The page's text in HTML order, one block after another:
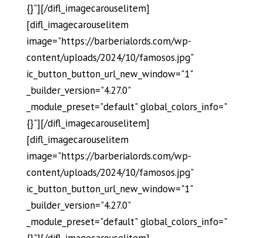
{}"][/difl_imagecarouselitem]
[difl_imagecarouselitem
image="https://barberialords.com/wp-
content/uploads/2024/10/famosos.jpg"
ic_button_button_url_new_window="1"
_builder_version="4.27.0"
_module_preset="default" global_colors_info="
{}"][/difl_imagecarouselitem]
[difl_imagecarouselitem
image="https://barberialords.com/wp-
content/uploads/2024/10/famosos.jpg"
ic_button_button_url_new_window="1"
_builder_version="4.27.0"
_module_preset="default" global_colors_info="